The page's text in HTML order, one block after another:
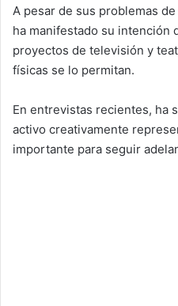
A pesar de sus problemas
ha manifestado su intención
proyectos de televisión y
físicas se lo permitan.
En entrevistas recientes, ha
activo creativamente
importante para seguir